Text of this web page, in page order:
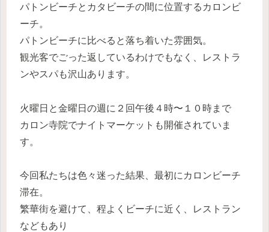
パトンビーチとカタビーチの間に位置するカロンビ
ーチ。
パトンビーチに比べると落ち着いた雰囲気。
観光客でごった返しているわけでもなく、レストラ
ンやスパも沢山あります。
火曜日と金曜日の週に２回午後４時〜１０時まで
カロン寺院でナイトマーケットも開催されていま
す。
今回私たちは色々迷った結果、最初にカロンビーチ
滞在。
繁華街を避けて、程よくビーチに近く、レストラン
などもあり